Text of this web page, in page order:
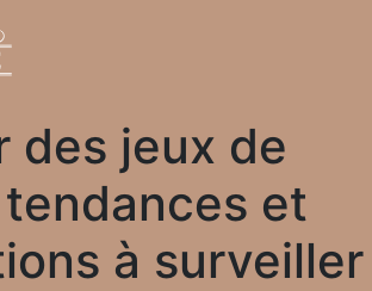
des jeux de
et
à surveiller